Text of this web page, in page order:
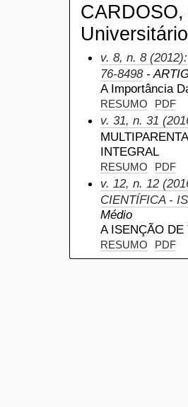
v. 8, n. 8
76-8498-
A Importância
RESUMO PDF
v. 31, n. 31
INTEGRAL
RESUMO PDF
v. 12, n. 12
CIENTÍFICA -
Médio
A ISENÇÃO
RESUMO PDF